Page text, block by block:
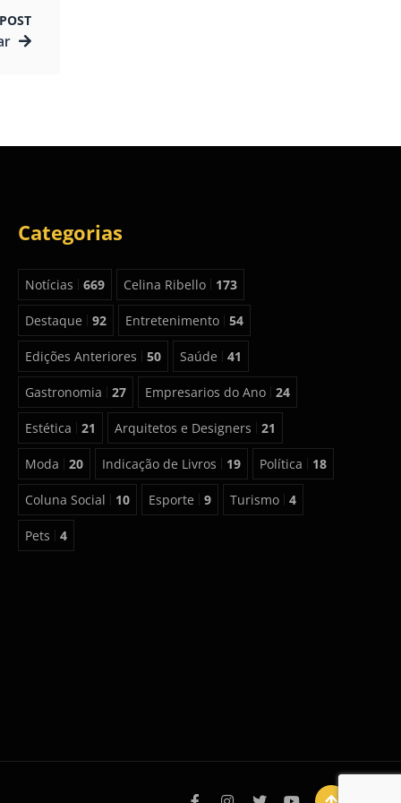
Categorias
Notícias 669 Celina Ribello 173
Destaque 92 Entretenimento 54
Edições Anteriores 50 Saúde 41
Gastronomia 27 Empresarios do Ano 24
Estética 21 Arquitetos e Designers 21
Moda 20 Indicação de Livros 19 Política 18
Coluna Social 10 Esporte 9 Turismo 4
Pets 4